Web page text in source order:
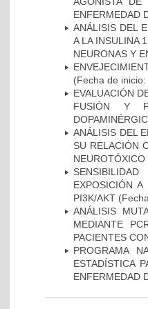
ENFERMEDAD
ANÁLISIS DEL
A LA INSULINA
NEURONAS Y
(Fecha de
EVALUACIÓN
FUSIÓN Y
ANÁLISIS DEL
SU RELACIÓN
NEUROTÓXICO
EXPOSICIÓN
PI3K/AKT
ANÁLISIS
MEDIANTE
PACIENTES
PROGRAMA
ESTADÍSTICA
ENFERMEDAD